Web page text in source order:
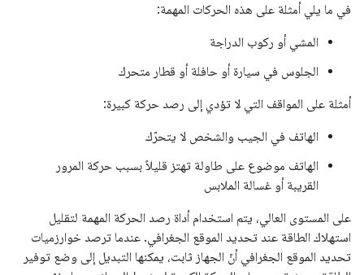
في ما يلي أمثلة على هذه الحركات المهمة:
المشي أو ركوب الدراجة
الجلوس في سيارة أو حافلة أو قطار متحرك
أمثلة على المواقف التي لا تؤدي إلى رصد حركة كبيرة:
الهاتف في الجيب والشخص لا يتحرّك
الهاتف موضوع على طاولة تهتز قليلاً بسبب حركة المرور
القريبة أو غسالة الملابس
على المستوى العالي، يتم استخدام أداة رصد الحركة المهمة لتقليل
استهلاك الطاقة عند تحديد الموقع الجغرافي. عندما ترصد خوارزميات
تحديد الموقع الجغرافي أنّ الجهاز ثابت، يمكنها التبديل إلى وضع توفير